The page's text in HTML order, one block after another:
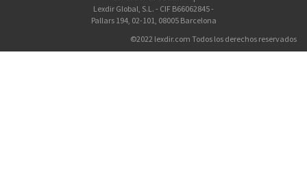
Lexdir Global, S.L. - CIF B66062845 -
Pallars 194, 02-101, 08005 Barcelona
©2022 lexdir.com Todos los derechos reservados